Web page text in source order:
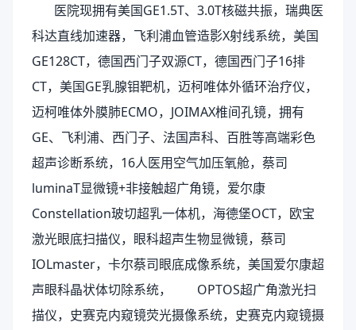
医院现拥有美国GE1.5T、3.0T核磁共振，瑞典医
科达直线加速器，飞利浦血管造影X射线系统，美国
GE128CT，德国西门子双源CT，德国西门子16排
CT，美国GE乳腺钼靶机，迈柯唯体外循环治疗仪，
迈柯唯体外膜肺ECMO，JOIMAX椎间孔镜，拥有
GE、飞利浦、西门子、法国声科、百胜等高端彩色
超声诊断系统，16人医用空气加压氧舱，蔡司
luminaT显微镜+非接触超广角镜，爱尔康
Constellation玻切超乳一体机，海德堡OCT，欧宝
激光眼底扫描仪，眼科超声生物显微镜，蔡司
IOLmaster，卡尔蔡司眼底成像系统，美国爱尔康超
声眼科晶状体切除系统， OPTOS超广角激光扫
描仪，史赛克内窥镜荧光摄像系统，史赛克内窥镜摄